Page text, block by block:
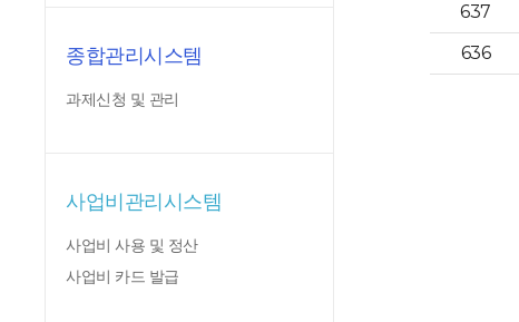
종합관리시스템
과제신청 및 관리
사업비관리시스템
사업비 사용 및 정산
사업비 카드 발급
637
636